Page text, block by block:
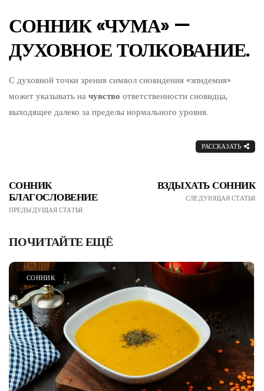
СОННИК «ЧУМА» —
ДУХОВНОЕ ТОЛКОВАНИЕ.
С духовной точки зрения символ сновидения «эпидемия»
может указывать начувство ответственности сновидца,
выходящее далеко за пределы нормального уровня.
РАССКАЗАТЬ
СОННИК
БЛАГОСЛОВЕНИЕ
ПРЕДЫДУЩАЯ СТАТЬЯ
ВЗДЫХАТЬ СОННИК
СЛЕДУЮЩАЯ СТАТЬЯ
ПОЧИТАЙТЕ ЕЩЁ
СОННИК